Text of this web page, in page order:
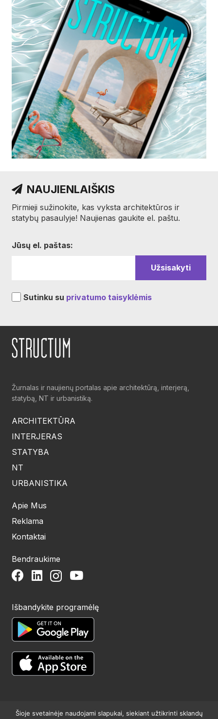
NAUJIENLAIŠKIS
Pirmieji sužinokite, kas vyksta architektūros ir
statybų pasaulyje! Naujienas gaukite el. paštu.
Jūsų el. paštas:
Sutinku su privatumo taisyklėmis
Žurnalas ir naujienų portalas apie architektūrą, interjerą,
statybą, NT ir urbanistiką.
ARCHITEKTŪRA
INTERJERAS
STATYBA
NT
URBANISTIKA
Apie Mus
Reklama
Kontaktai
Bendraukime
Išbandykite programėlę
Šioje svetainėje naudojami slapukai, siekiant užtikrinti sklandų